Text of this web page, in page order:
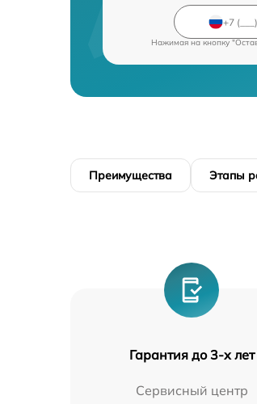
Нажимая на кнопку
Преимущества Этапы
Гарантия до 3-х лет
Сервисный центр